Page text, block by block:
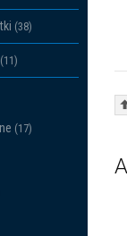
(38)
(11)
(17)